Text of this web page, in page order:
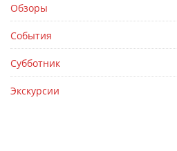
Обзоры
События
Субботник
Экскурсии